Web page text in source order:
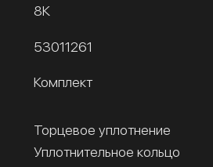
8К
53011261
Комплект
Торцевое уплотнение
Уплотнительное кольцо